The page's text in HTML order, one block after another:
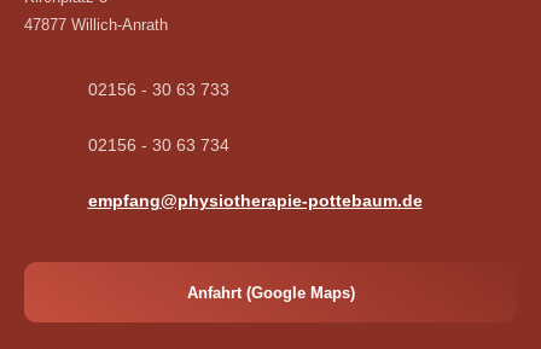
47877 Willich-Anrath
02156 - 30 63 733
02156 - 30 63 734
empfang@physiotherapie-pottebaum.de
Anfahrt (Google Maps)